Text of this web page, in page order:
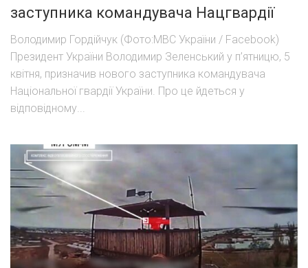
заступника командувача Нацгвардії
Володимир Гордійчук (Фото:МВС України / Facebook)
Президент України Володимир Зеленський у п’ятницю, 5
квітня, призначив нового заступника командувача
Національної гвардії України. Про це йдеться у
відповідному...